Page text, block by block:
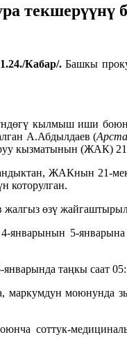
текшерүүнү
Кабар/.Башкы
кылмыш иши
А.Абдылдаев (
кызматынын (ЖАК)
ЖАКнын
которулган.
жалгыз өзү
5-
таңкы саат
моюнунда
соттук-